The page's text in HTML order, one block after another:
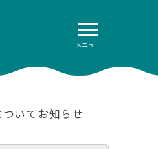
メニュー
いてお知らせ